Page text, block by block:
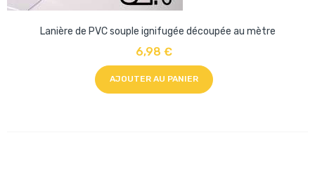
Lanière de PVC souple ignifugée découpée au mètre
6,98 €
AJOUTER AU PANIER